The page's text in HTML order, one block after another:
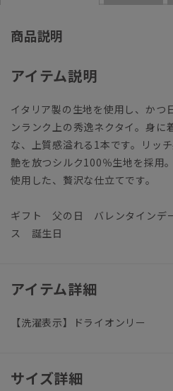
商品説明
アイテム説明
イタリア製の生地を使用し、かつ
ンランク上の秀逸ネクタイ。身に
な、上質感溢れる1本です。リッ
艶を放つシルク100％生地を採用
使用した、贅沢な仕立てです。
ギフト 父の日 バレンタイン
ス 誕生日
アイテム詳細
【洗濯表示】ドライオンリー
サイズ詳細